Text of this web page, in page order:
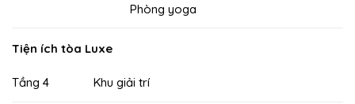
Phòng yoga
Tiện ích tòa Luxe
Tầng 4 Khu giải trí